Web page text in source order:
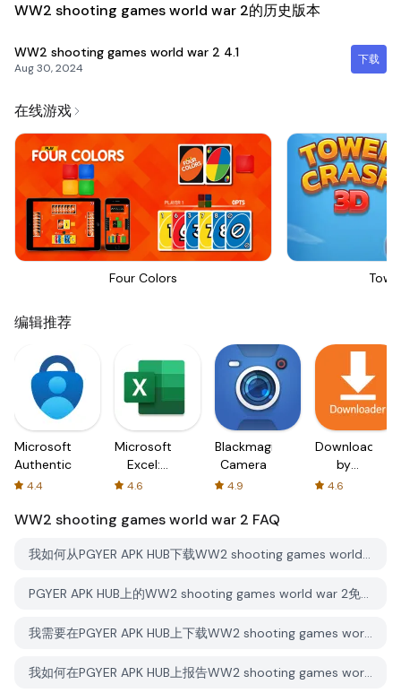
WW2 shooting games world war 2的历史版本
WW2 shooting games world war 2 4.1
Aug 30, 2024
下载
在线游戏
Four Colors
编辑推荐
Microsoft
Authenticator
4.4
Microsoft
Excel:
Spreadsheets
4.6
Blackmagic
Camera
4.9
Downloader
by
AFTVnews
4.6
WW2 shooting games world war 2 FAQ
我如何从PGYER APK HUB下载WW2 shooting games world war 2？
PGYER APK HUB上的WW2 shooting games world war 2免费下载吗？
我需要在PGYER APK HUB上下载WW2 shooting games world war 2时需要账户吗？
我如何在PGYER APK HUB上报告WW2 shooting games world war 2的问题？